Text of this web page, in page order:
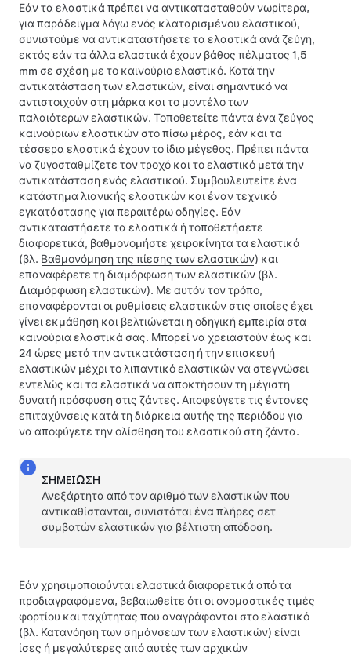
Εάν τα ελαστικά πρέπει να αντικατασταθούν νωρίτερα,
για παράδειγμα λόγω ενός κλαταρισμένου ελαστικού,
συνιστούμε να αντικαταστήσετε τα ελαστικά ανά ζεύγη,
εκτός εάν τα άλλα ελαστικά έχουν βάθος πέλματος 1,5
mm σε σχέση με το καινούριο ελαστικό. Κατά την
αντικατάσταση των ελαστικών, είναι σημαντικό να
αντιστοιχούν στη μάρκα και το μοντέλο των
παλαιότερων ελαστικών. Τοποθετείτε πάντα ένα ζεύγος
καινούριων ελαστικών στο πίσω μέρος, εάν και τα
τέσσερα ελαστικά έχουν το ίδιο μέγεθος. Πρέπει πάντα
να ζυγοσταθμίζετε τον τροχό και το ελαστικό μετά την
αντικατάσταση ενός ελαστικού. Συμβουλευτείτε ένα
κατάστημα λιανικής ελαστικών και έναν τεχνικό
εγκατάστασης για περαιτέρω οδηγίες. Εάν
αντικαταστήσετε τα ελαστικά ή τοποθετήσετε
διαφορετικά, βαθμονομήστε χειροκίνητα τα ελαστικά
(βλ. Βαθμονόμηση της πίεσης των ελαστικών) και
επαναφέρετε τη διαμόρφωση των ελαστικών (βλ.
Διαμόρφωση ελαστικών). Με αυτόν τον τρόπο,
επαναφέρονται οι ρυθμίσεις ελαστικών στις οποίες έχει
γίνει εκμάθηση και βελτιώνεται η οδηγική εμπειρία στα
καινούρια ελαστικά σας. Μπορεί να χρειαστούν έως και
24 ώρες μετά την αντικατάσταση ή την επισκευή
ελαστικών μέχρι το λιπαντικό ελαστικών να στεγνώσει
εντελώς και τα ελαστικά να αποκτήσουν τη μέγιστη
δυνατή πρόσφυση στις ζάντες. Αποφεύγετε τις έντονες
επιταχύνσεις κατά τη διάρκεια αυτής της περιόδου για
να αποφύγετε την ολίσθηση του ελαστικού στη ζάντα.
ΣΗΜΕΊΩΣΗ
Ανεξάρτητα από τον αριθμό των ελαστικών που
αντικαθίστανται, συνιστάται ένα πλήρες σετ
συμβατών ελαστικών για βέλτιστη απόδοση.
Εάν χρησιμοποιούνται ελαστικά διαφορετικά από τα
προδιαγραφόμενα, βεβαιωθείτε ότι οι ονομαστικές τιμές
φορτίου και ταχύτητας που αναγράφονται στο ελαστικό
(βλ. Κατανόηση των σημάνσεων των ελαστικών) είναι
ίσες ή μεγαλύτερες από αυτές των αρχικών